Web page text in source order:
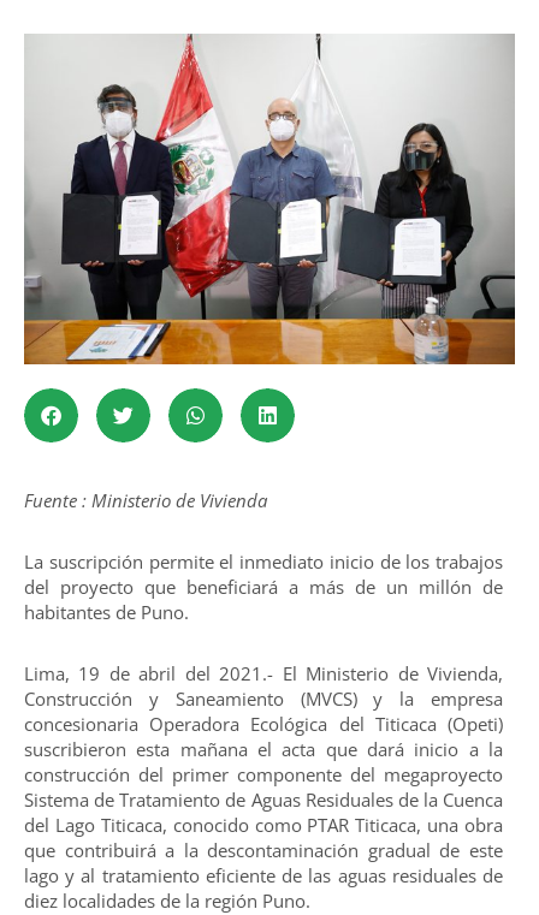
Fuente : Ministerio de Vivienda
La suscripción permite el inmediato inicio de los trabajos
del proyecto que beneficiará a más de un millón de
habitantes de Puno.
Lima, 19 de abril del 2021.- El Ministerio de Vivienda,
Construcción y Saneamiento (MVCS) y la empresa
concesionaria Operadora Ecológica del Titicaca (Opeti)
suscribieron esta mañana el acta que dará inicio a la
construcción del primer componente del megaproyecto
Sistema de Tratamiento de Aguas Residuales de la Cuenca
del Lago Titicaca, conocido como PTAR Titicaca, una obra
que contribuirá a la descontaminación gradual de este
lago y al tratamiento eficiente de las aguas residuales de
diez localidades de la región Puno.